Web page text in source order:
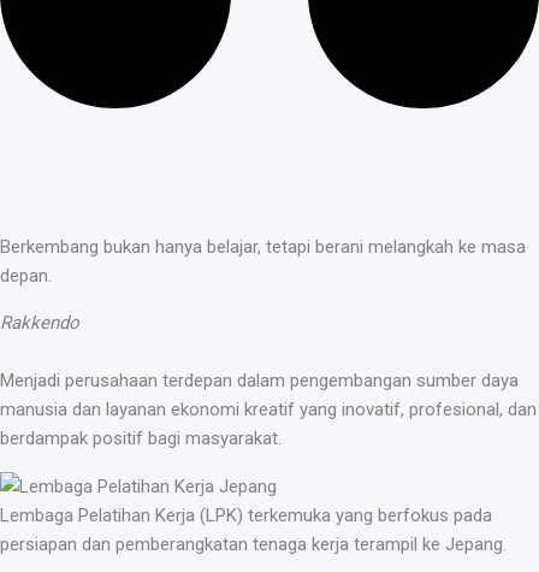
Berkembang bukan hanya belajar, tetapi berani melangkah ke masa
depan.
Rakkendo
Menjadi perusahaan terdepan dalam pengembangan sumber daya
manusia dan layanan ekonomi kreatif yang inovatif, profesional, dan
berdampak positif bagi masyarakat.
Lembaga Pelatihan Kerja (LPK) terkemuka yang berfokus pada
persiapan dan pemberangkatan tenaga kerja terampil ke Jepang.